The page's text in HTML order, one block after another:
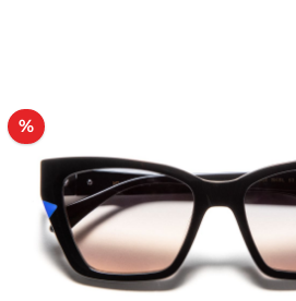
%Rabatt